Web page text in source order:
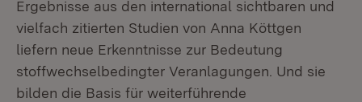
Ergebnisse aus den international sichtbaren und
vielfach zitierten Studien von Anna Köttgen
liefern neue Erkenntnisse zur Bedeutung
stoffwechselbedingter Veranlagungen. Und sie
bilden die Basis für weiterführende